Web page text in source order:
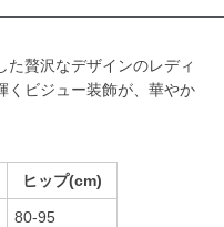
た贅沢なデザインのレディ
くビジュー装飾が、華やか
ヒップ(cm)
80-95